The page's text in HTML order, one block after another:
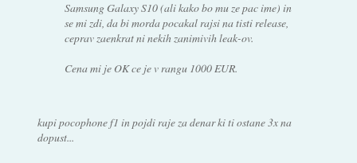
Samsung Galaxy S10 (ali kako bo mu ze pac ime) in
se mi zdi, da bi morda pocakal rajsi na tisti release,
ceprav zaenkrat ni nekih zanimivih leak-ov.
Cena mi je OK ce je v rangu 1000 EUR.
kupi pocophone f1 in pojdi raje za denar ki ti ostane 3x na
dopust...